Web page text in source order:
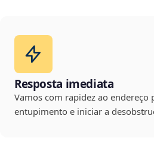
Resposta imediata
Vamos com rapidez ao endereço
entupimento e iniciar a